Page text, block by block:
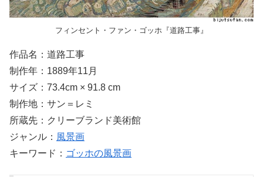
フィンセント・ファン・ゴッホ『道路工事』
作品名：道路工事
制作年：1889年11月
サイズ：73.4cm × 91.8 cm
制作地：サン＝レミ
所蔵先：クリーブランド美術館
ジャンル： 風景画
キーワード： ゴッホの風景画